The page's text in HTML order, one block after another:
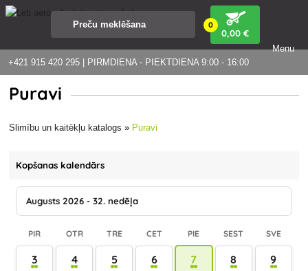
+421 915 420 295 | PIRMDIENA - PIEKTDIENA 9:00 - 16:00
0
0,00 €
Menu
Puravi
Slimību un kaitēkļu katalogs » Puravi
Kopšanas kalendārs
Augusts 2026 - 32. nedēļa
PIR OTR TRE CET PIE SEST SVE
3 4 5 6 7 8 9